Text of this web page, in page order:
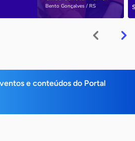
Bento Gonçalves / RS
e conteúdos do Portal